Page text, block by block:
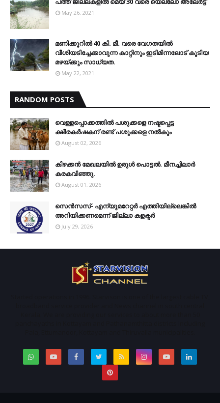
May 26, 2021
മണിക്കൂറിൽ 40 കി. മീ. വരെ വേഗതയിൽ
വീശിയടിച്ചേക്കാവുന്ന കാറ്റിനും ഇടിമിന്നലോട് കൂടിയ
മഴയ്ക്കും സാധ്യത.
May 22, 2021
RANDOM POSTS
വെള്ളപ്പൊക്കത്തില്‍ പശുക്കളെ നഷ്ടപ്പെട്ട
ക്ഷീരകര്‍ഷകന് രണ്ട് പശുക്കളെ നല്‍കും
August 02, 2026
കിഴക്കന്‍ മേഖലയില്‍ ഉരുള്‍ പൊട്ടല്‍. മീനച്ചിലാര്‍
കരകവിഞ്ഞു.
August 01, 2026
സെന്‍സസ്- എന്യുമറേറ്റര്‍ എത്തിയില്ലെങ്കില്‍
അറിയിക്കണമെന്ന് ജില്ലാ കളക്ടര്‍
July 29, 2026